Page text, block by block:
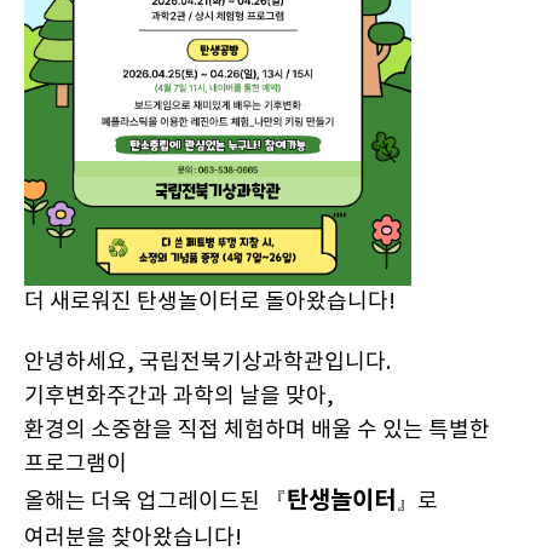
더 새로워진 탄생놀이터로 돌아왔습니다!
안녕하세요, 국립전북기상과학관입니다.
기후변화주간과 과학의 날을 맞아,
환경의 소중함을 직접 체험하며 배울 수 있는 특별한
프로그램이
올해는 더욱 업그레이드된 『탄생놀이터 』로
여러분을 찾아왔습니다!